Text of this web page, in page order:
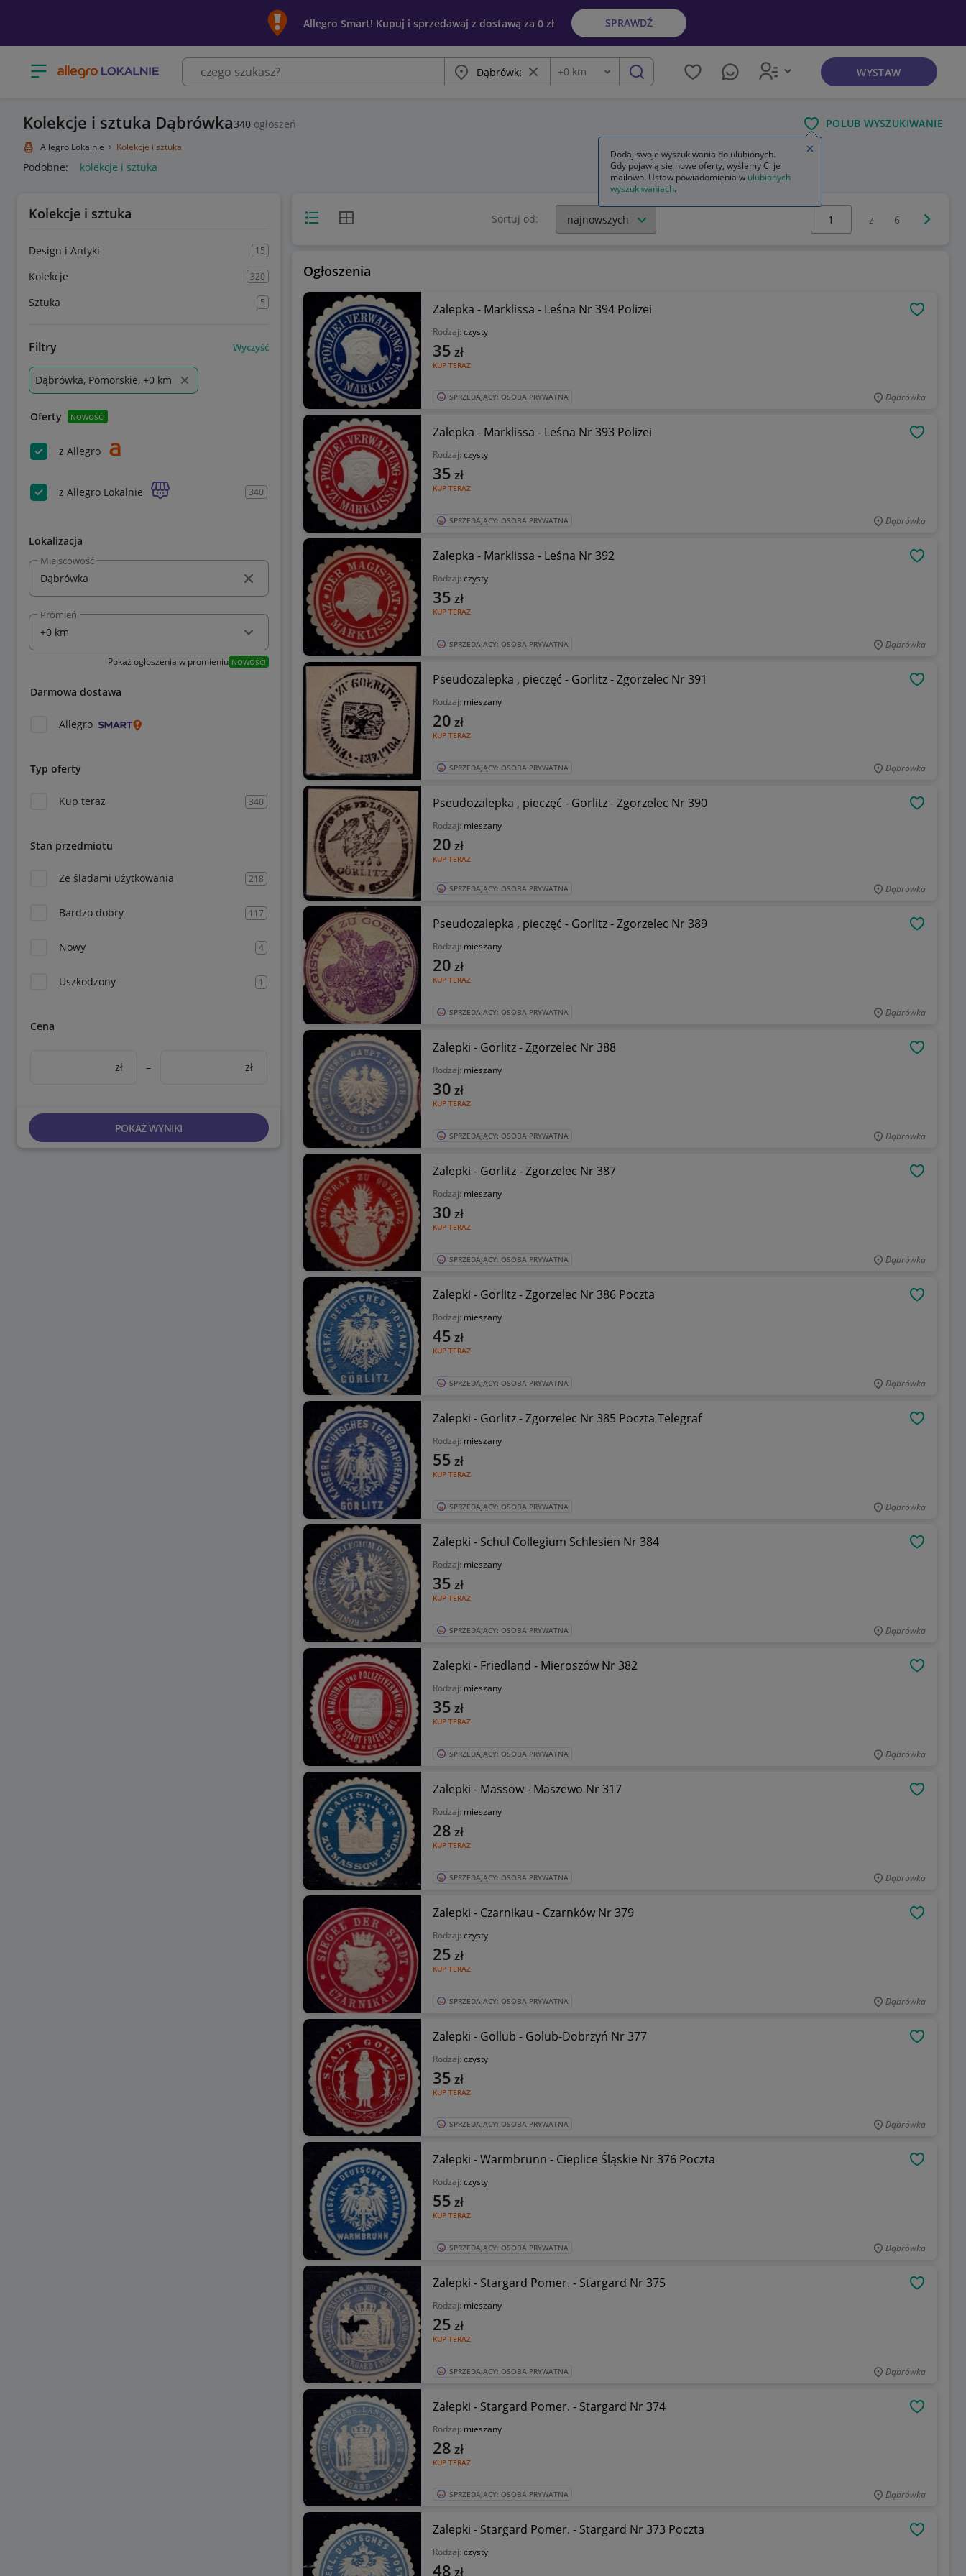
Allegro Smart! Kupuj i sprzedawaj z dostawą za 0 zł SPRAWDŹ
Otwórz menu z kategoriami Miasto Wyczyść frazę
Odległość
+0 km szukaj WYSTAW
Kolekcje i sztuka Dąbrówka340 ogłoszeń POLUB WYSZUKIWANIE
Allegro Lokalnie Kolekcje i sztuka
Podobne: kolekcje i sztuka
Kolekcje i sztuka
Design i Antyki 15
Kolekcje 320
Sztuka 5
Filtry Wyczyść
Dąbrówka, Pomorskie, +0 km
Oferty NOWOŚĆ!
z Allegro
z Allegro Lokalnie 340
Lokalizacja
Miejscowość
Promień
Pokaż ogłoszenia w promieniu NOWOŚĆ!
Darmowa dostawa
Allegro
Typ oferty
Kup teraz 340
Stan przedmiotu
Ze śladami użytkowania 218
Bardzo dobry 117
Nowy 4
Uszkodzony 1
Cena
zł – zł
POKAŻ WYNIKI
Widok listyWidok siatki Sortuj od:
Wybierz stronę:
z 6
Ogłoszenia
Zalepka - Marklissa - Leśna Nr 394 Polizei
Rodzaj: czysty
KUP TERAZ
35 zł
SPRZEDAJĄCY: OSOBA PRYWATNA Dąbrówka
Zalepka - Marklissa - Leśna Nr 393 Polizei
Rodzaj: czysty
KUP TERAZ
35 zł
SPRZEDAJĄCY: OSOBA PRYWATNA Dąbrówka
Zalepka - Marklissa - Leśna Nr 392
Rodzaj: czysty
KUP TERAZ
35 zł
SPRZEDAJĄCY: OSOBA PRYWATNA Dąbrówka
Pseudozalepka , pieczęć - Gorlitz - Zgorzelec Nr 391
Rodzaj: mieszany
KUP TERAZ
20 zł
SPRZEDAJĄCY: OSOBA PRYWATNA Dąbrówka
Pseudozalepka , pieczęć - Gorlitz - Zgorzelec Nr 390
Rodzaj: mieszany
KUP TERAZ
20 zł
SPRZEDAJĄCY: OSOBA PRYWATNA Dąbrówka
Pseudozalepka , pieczęć - Gorlitz - Zgorzelec Nr 389
Rodzaj: mieszany
KUP TERAZ
20 zł
SPRZEDAJĄCY: OSOBA PRYWATNA Dąbrówka
Zalepki - Gorlitz - Zgorzelec Nr 388
Rodzaj: mieszany
KUP TERAZ
30 zł
SPRZEDAJĄCY: OSOBA PRYWATNA Dąbrówka
Zalepki - Gorlitz - Zgorzelec Nr 387
Rodzaj: mieszany
KUP TERAZ
30 zł
SPRZEDAJĄCY: OSOBA PRYWATNA Dąbrówka
Zalepki - Gorlitz - Zgorzelec Nr 386 Poczta
Rodzaj: mieszany
KUP TERAZ
45 zł
SPRZEDAJĄCY: OSOBA PRYWATNA Dąbrówka
Zalepki - Gorlitz - Zgorzelec Nr 385 Poczta Telegraf
Rodzaj: mieszany
KUP TERAZ
55 zł
SPRZEDAJĄCY: OSOBA PRYWATNA Dąbrówka
Zalepki - Schul Collegium Schlesien Nr 384
Rodzaj: mieszany
KUP TERAZ
35 zł
SPRZEDAJĄCY: OSOBA PRYWATNA Dąbrówka
Zalepki - Friedland - Mieroszów Nr 382
Rodzaj: mieszany
KUP TERAZ
35 zł
SPRZEDAJĄCY: OSOBA PRYWATNA Dąbrówka
Zalepki - Massow - Maszewo Nr 317
Rodzaj: mieszany
KUP TERAZ
28 zł
SPRZEDAJĄCY: OSOBA PRYWATNA Dąbrówka
Zalepki - Czarnikau - Czarnków Nr 379
Rodzaj: czysty
KUP TERAZ
25 zł
SPRZEDAJĄCY: OSOBA PRYWATNA Dąbrówka
Zalepki - Gollub - Golub-Dobrzyń Nr 377
Rodzaj: czysty
KUP TERAZ
35 zł
SPRZEDAJĄCY: OSOBA PRYWATNA Dąbrówka
Zalepki - Warmbrunn - Cieplice Śląskie Nr 376 Poczta
Rodzaj: czysty
KUP TERAZ
55 zł
SPRZEDAJĄCY: OSOBA PRYWATNA Dąbrówka
Zalepki - Stargard Pomer. - Stargard Nr 375
Rodzaj: mieszany
KUP TERAZ
25 zł
SPRZEDAJĄCY: OSOBA PRYWATNA Dąbrówka
Zalepki - Stargard Pomer. - Stargard Nr 374
Rodzaj: mieszany
KUP TERAZ
28 zł
SPRZEDAJĄCY: OSOBA PRYWATNA Dąbrówka
Zalepki - Stargard Pomer. - Stargard Nr 373 Poczta
Rodzaj: czysty
48 zł
Dodaj swoje wyszukiwania do ulubionych.
Gdy pojawią się nowe oferty, wyślemy Ci je
mailowo. Ustaw powiadomienia w ulubionych
wyszukiwaniach.
Zamknij wskazówkę